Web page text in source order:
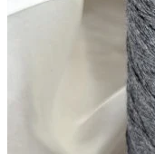
Мы используем
чтобы улучшить
больше